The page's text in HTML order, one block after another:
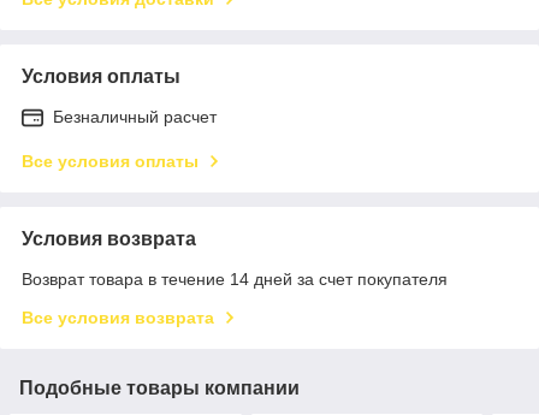
Условия оплаты
Безналичный расчет
Все условия оплаты
Условия возврата
Возврат товара в течение 14 дней за счет покупателя
Все условия возврата
Подобные товары компании